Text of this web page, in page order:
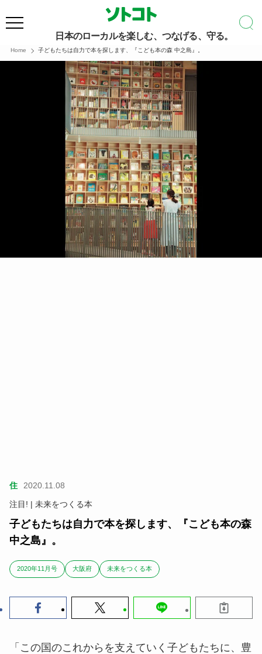
日本のローカルを楽しむ、つなげる、守る。
Home 子どもたちは自力で本を探します、『こども本の森 中之島』。
住
2020.11.08
注目! | 未来をつくる本
子どもたちは自力で本を探します、『こども本の森
中之島』。
2020年11月号 大阪府 未来をつくる本
「この国のこれからを支えていく子どもたちに、豊